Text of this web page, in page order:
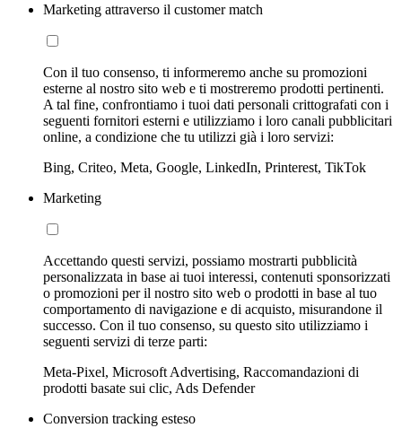
Marketing attraverso il customer match
Con il tuo consenso, ti informeremo anche su promozioni
esterne al nostro sito web e ti mostreremo prodotti pertinenti.
A tal fine, confrontiamo i tuoi dati personali crittografati con i
seguenti fornitori esterni e utilizziamo i loro canali pubblicitari
online, a condizione che tu utilizzi già i loro servizi:
Bing, Criteo, Meta, Google, LinkedIn, Printerest, TikTok
Marketing
Accettando questi servizi, possiamo mostrarti pubblicità
personalizzata in base ai tuoi interessi, contenuti sponsorizzati
o promozioni per il nostro sito web o prodotti in base al tuo
comportamento di navigazione e di acquisto, misurandone il
successo. Con il tuo consenso, su questo sito utilizziamo i
seguenti servizi di terze parti:
Meta-Pixel, Microsoft Advertising, Raccomandazioni di
prodotti basate sui clic, Ads Defender
Conversion tracking esteso